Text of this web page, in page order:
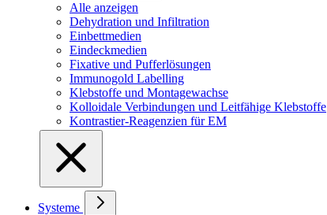
Alle anzeigen
Dehydration und Infiltration
Einbettmedien
Eindeckmedien
Fixative und Pufferlösungen
Immunogold Labelling
Klebstoffe und Montagewachse
Kolloidale Verbindungen und Leitfähige Klebstoffe
Kontrastier-Reagenzien für EM
Systeme